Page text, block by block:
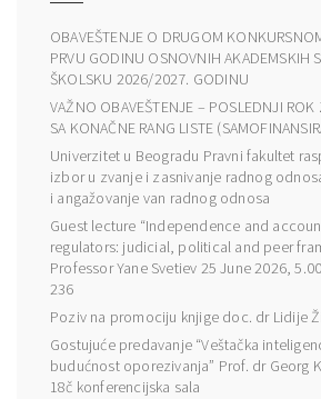
OBAVEŠTENJE O DRUGOM
PRVU GODINU OSNOVNIH AKADEMSKIH
ŠKOLSKU 2026/2027. GODINU
VAŽNO OBAVEŠTENJE – POSLEDNJI ROK
SA KONAČNE RANG LISTE
Univerzitet u Beogradu Pravni fakultet
izbor u zvanje i zasnivanje radnog
i angažovanje van radnog odnosa
Guest lecture “Independence and
regulators: judicial, political and peer
Professor Yane Svetiev 25 June 2026,
236
Poziv na promociju knjige doc. dr Lidije
Gostujuće predavanje “Veštačka
budućnost oporezivanja” Prof. dr Georg
18č konferencijska sala